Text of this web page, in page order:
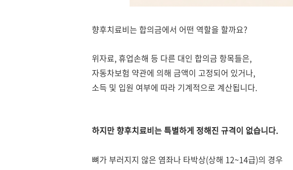
향후치료비는 합의금에서 어떤 역할을 할까요?
위자료, 휴업손해 등 다른 대인 합의금 항목들은,
자동차보험 약관에 의해 금액이 고정되어 있거나,
소득 및 입원 여부에 따라 기계적으로 계산됩니다.
하지만 향후치료비는 특별하게 정해진 규격이 없습니다.
뼈가 부러지지 않은 염좌나 타박상(상해 12~14급)의 경우